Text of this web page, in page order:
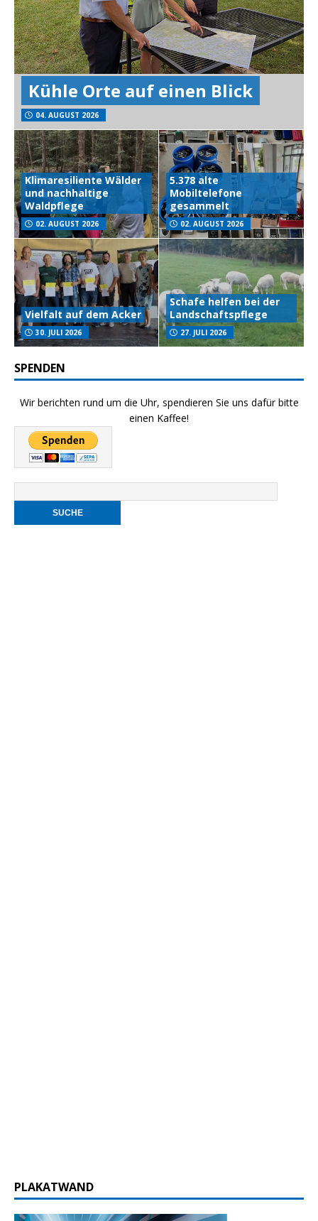
Kühle Orte auf einen Blick
04. AUGUST 2026
Klimaresiliente Wälder
und nachhaltige
Waldpflege
02. AUGUST 2026
5.378 alte
Mobiltelefone
gesammelt
02. AUGUST 2026
Vielfalt auf dem Acker
30. JULI 2026
Schafe helfen bei der
Landschaftspflege
27. JULI 2026
SPENDEN
Wir berichten rund um die Uhr, spendieren Sie uns dafür bitte
einen Kaffee!
PLAKATWAND